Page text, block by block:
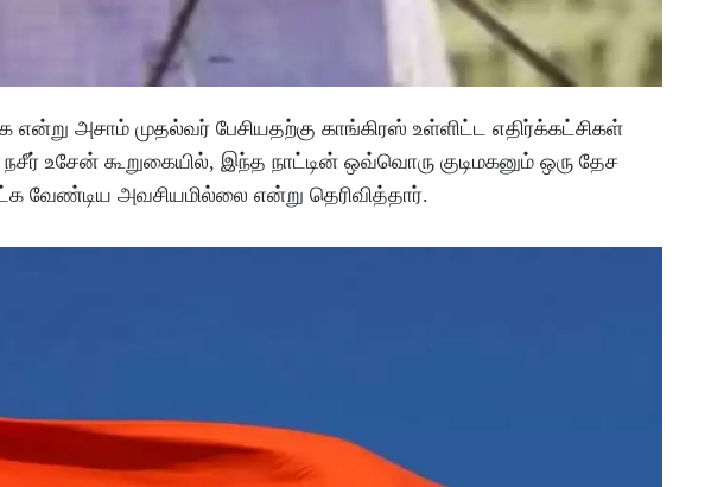
என்று அசாம் முதல்வர் பேசியதற்கு காங்கிரஸ் உள்ளிட்ட எதிர்க்கட்சிகள்
உசேன் கூறுகையில், இந்த நாட்டின் ஒவ்வொரு குடிமகனும் ஒரு தேச
வேண்டிய அவசியமில்லை என்று தெரிவித்தார்.